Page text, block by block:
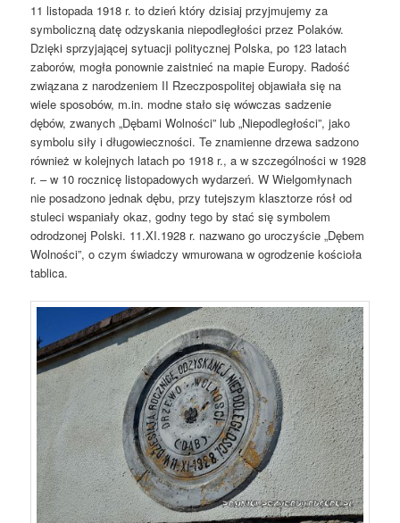
11 listopada 1918 r. to dzień który dzisiaj przyjmujemy za
symboliczną datę odzyskania niepodległości przez Polaków.
Dzięki sprzyjającej sytuacji politycznej Polska, po 123 latach
zaborów, mogła ponownie zaistnieć na mapie Europy. Radość
związana z narodzeniem II Rzeczpospolitej objawiała się na
wiele sposobów, m.in. modne stało się wówczas sadzenie
dębów, zwanych „Dębami Wolności” lub „Niepodległości”, jako
symbolu siły i długowieczności. Te znamienne drzewa sadzono
również w kolejnych latach po 1918 r., a w szczególności w 1928
r. – w 10 rocznicę listopadowych wydarzeń. W Wielgomłynach
nie posadzono jednak dębu, przy tutejszym klasztorze rósł od
stuleci wspaniały okaz, godny tego by stać się symbolem
odrodzonej Polski. 11.XI.1928 r. nazwano go uroczyście „Dębem
Wolności”, o czym świadczy wmurowana w ogrodzenie kościoła
tablica.